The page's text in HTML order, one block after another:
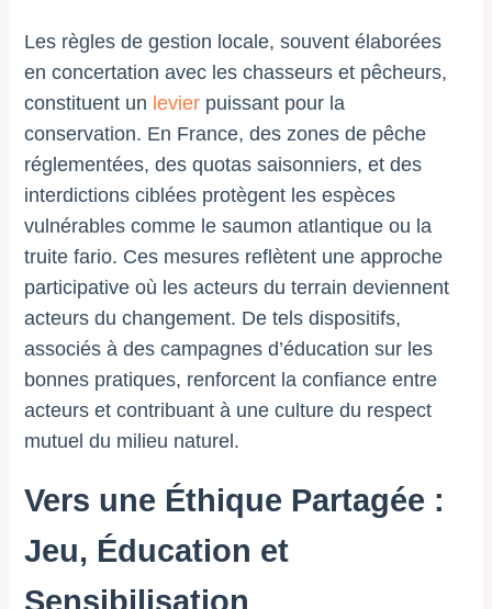
Les règles de gestion locale, souvent élaborées
en concertation avec les chasseurs et pêcheurs,
constituent un levier puissant pour la
conservation. En France, des zones de pêche
réglementées, des quotas saisonniers, et des
interdictions ciblées protègent les espèces
vulnérables comme le saumon atlantique ou la
truite fario. Ces mesures reflètent une approche
participative où les acteurs du terrain deviennent
acteurs du changement. De tels dispositifs,
associés à des campagnes d’éducation sur les
bonnes pratiques, renforcent la confiance entre
acteurs et contribuant à une culture du respect
mutuel du milieu naturel.
Vers une Éthique Partagée :
Jeu, Éducation et
Sensibilisation